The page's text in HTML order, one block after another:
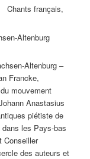
Chants français,
Altenburg
Altenburg –
Francke,
mouvement
Anastasius
piétiste de
les Pays-bas
Conseiller
des auteurs et